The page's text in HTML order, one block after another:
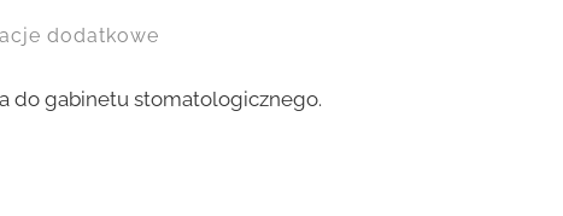
dodatkowe
do gabinetu stomatologicznego.